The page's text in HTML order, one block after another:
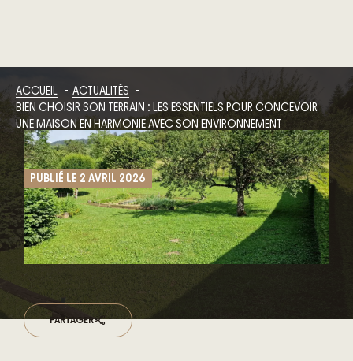
ACCUEIL
ACTUALITÉS
BIEN CHOISIR SON TERRAIN : LES ESSENTIELS POUR CONCEVOIR
UNE MAISON EN HARMONIE AVEC SON ENVIRONNEMENT
PUBLIÉ LE 2 AVRIL 2026
PARTAGER